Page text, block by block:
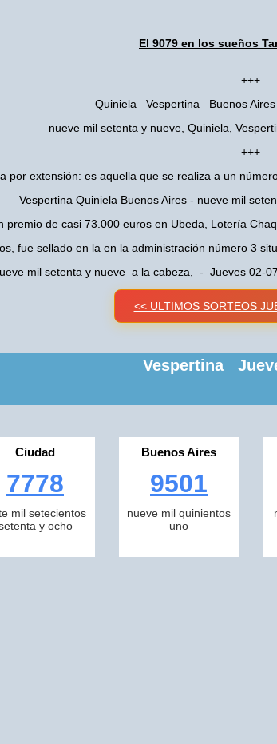
El 9079 en los sueños
+++
Quiniela Vespertina Buenos
nueve mil setenta y nueve, Quiniela,
+++
por extensión: es aquella que se realiza a un
Vespertina Quiniela Buenos Aires - nueve mil
premio de casi 73.000 euros en Ubeda, Lotería
fue sellado en la en la administración número 3
mil setenta y nueve a la cabeza, - Jueves
<< ULTIMOS SORTEOS
Vespertina
Ciudad
7778
mil setecientos
y ocho
Buenos Aires
9501
nueve mil quinientos
uno